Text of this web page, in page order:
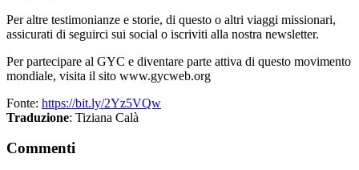
Per altre testimonianze e storie, di questo o altri viaggi missionari,
assicurati di seguirci sui social o iscriviti alla nostra newsletter.
Per partecipare al GYC e diventare parte attiva di questo movimento
mondiale, visita il sito www.gycweb.org
Fonte: https://bit.ly/2Yz5VQw
Traduzione: Tiziana Calà
Commenti